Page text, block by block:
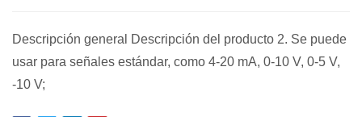
Descripción general Descripción del producto 2. Se puede
usar para señales estándar, como 4-20 mA, 0-10 V, 0-5 V,
-10 V;